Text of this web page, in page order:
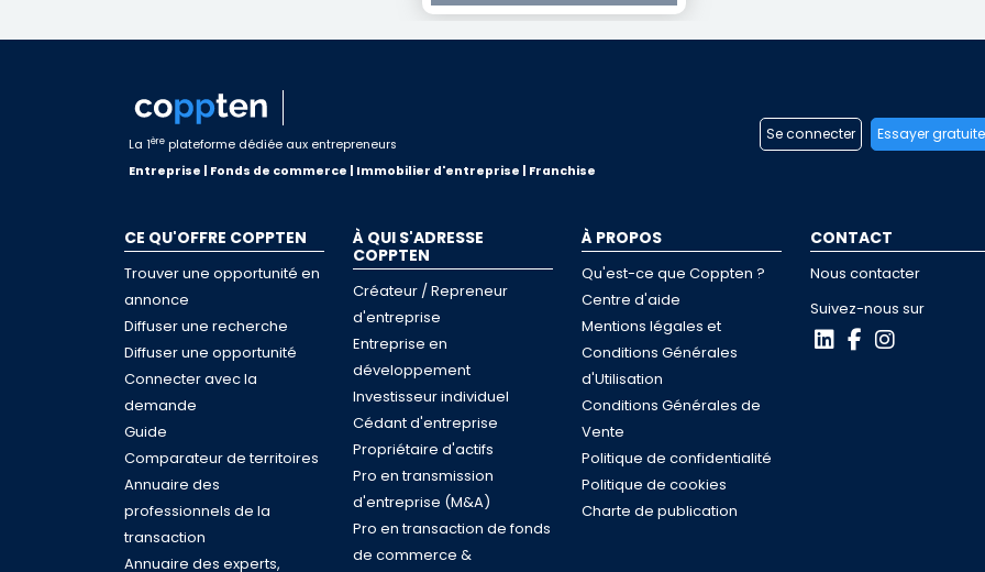
La 1ère plateforme dédiée aux entrepreneurs
Entreprise | Fonds de commerce | Immobilier d'entreprise | Franchise
Se connecter Essayer
CE QU'OFFRE COPPTEN
Trouver une opportunité en
annonce
Diffuser une recherche
Diffuser une opportunité
Connecter avec la
demande
Guide
Comparateur de territoires
Annuaire des
professionnels de la
transaction
Annuaire des experts,
À QUI S'ADRESSE
COPPTEN
Créateur / Repreneur
d'entreprise
Entreprise en
développement
Investisseur individuel
Cédant d'entreprise
Propriétaire d'actifs
Pro en transmission
d'entreprise (M&A)
Pro en transaction de fonds
de commerce &
À PROPOS
Qu'est-ce que Coppten ?
Centre d'aide
Mentions légales et
Conditions Générales
d'Utilisation
Conditions Générales de
Vente
Politique de confidentialité
Politique de cookies
Charte de publication
CONTACT
Nous contacter
Suivez-nous sur